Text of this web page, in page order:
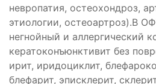
невропатия, остеохондроз,
этиологии, остеоартроз).В
негнойный и аллергический
кератоконъюнктивит без
ирит, иридоциклит,
блефарит, эписклерит,